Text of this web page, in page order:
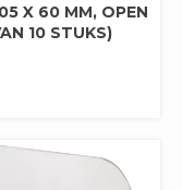
X 60 MM, OPEN
10 STUKS)